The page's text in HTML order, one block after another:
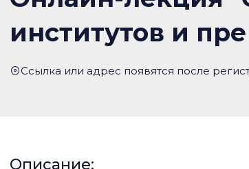
институтов и пре
Ссылка или адрес появятся после
Описание: